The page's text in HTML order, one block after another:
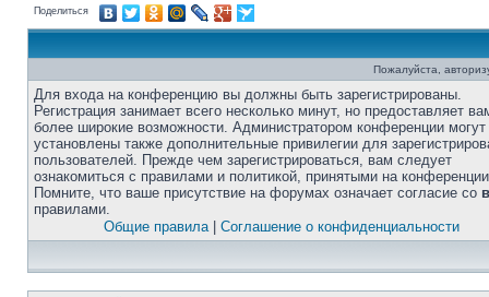
Поделиться
Пожалуйста,
Для входа на конференцию вы должны быть зарегистрированы.
Регистрация занимает всего несколько минут, но предоставляет
более широкие возможности. Администратором конференции
установлены также дополнительные привилегии для
пользователей. Прежде чем зарегистрироваться, вам следует
ознакомиться с правилами и политикой, принятыми на
Помните, что ваше присутствие на форумах означает согласие со
правилами.
Общие правила| Соглашение о конфиденциальности